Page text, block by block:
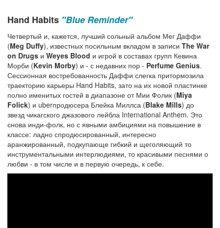
Hand Habits "Blue Reminder"
Четвертый и, кажется, лучший сольный альбом Мег Даффи
(Meg Duffy), известных посильным вкладом в записи The War
on Drugs и Weyes Blood и игрой в составах групп Кевина
Морби (Kevin Morby) и - с недавних пор - Perfume Genius.
Сессионная востребованность Даффи слегка притормозила
траекторию карьеры Hand Habits, зато на их новой пластинке
полно именитых гостей в диапазоне от Мии Фолик (Miya
Folick) и uberпродюсера Блейка Миллса (Blake Mills) до
звезд чикагского джазового лейбла International Anthem. Это
снова инди-фолк, но с явными амбициями на повышение в
классе: ладно спродюсированный, интересно
аранжированный, подкупающе гибкий и щеголяющий то
инструментальными интерлюдиями, то красивыми песнями о
любви - в том числе и в первую очередь, к себе.